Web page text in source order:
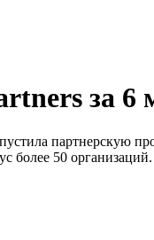
за 6
партнерскую
более 50 организаций.